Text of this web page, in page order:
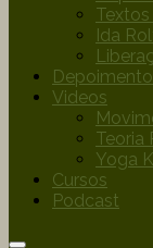
Ida
Videos
Teoria
Yoga
Cursos
Podcast